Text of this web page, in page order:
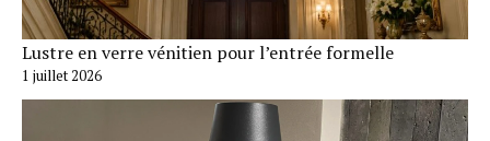
Lustre en verre vénitien pour l’entrée formelle
1 juillet 2026